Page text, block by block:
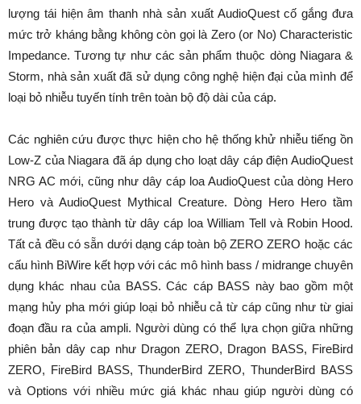
lượng tái hiện âm thanh nhà sản xuất AudioQuest cố gắng đưa
mức trở kháng bằng không còn gọi là Zero (or No) Characteristic
Impedance. Tương tự như các sản phẩm thuộc dòng Niagara &
Storm, nhà sản xuất đã sử dụng công nghệ hiện đại của mình để
loại bỏ nhiễu tuyến tính trên toàn bộ độ dài của cáp.
Các nghiên cứu được thực hiện cho hệ thống khử nhiễu tiếng ồn
Low-Z của Niagara đã áp dụng cho loạt dây cáp điện AudioQuest
NRG AC mới, cũng như dây cáp loa AudioQuest của dòng Hero
Hero và AudioQuest Mythical Creature. Dòng Hero Hero tầm
trung được tạo thành từ dây cáp loa William Tell và Robin Hood.
Tất cả đều có sẵn dưới dạng cáp toàn bộ ZERO ZERO hoặc các
cấu hình BiWire kết hợp với các mô hình bass / midrange chuyên
dụng khác nhau của BASS. Các cáp BASS này bao gồm một
mạng hủy pha mới giúp loại bỏ nhiễu cả từ cáp cũng như từ giai
đoạn đầu ra của ampli. Người dùng có thể lựa chọn giữa những
phiên bản dây cap như Dragon ZERO, Dragon BASS, FireBird
ZERO, FireBird BASS, ThunderBird ZERO, ThunderBird BASS
và Options với nhiều mức giá khác nhau giúp người dùng có